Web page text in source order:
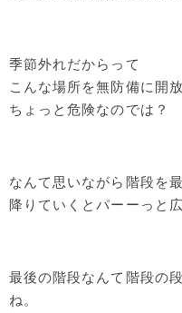
季節外れだからって
こんな場所を無防備に開
ちょっと危険なのでは？
なんて思いながら階段を
降りていくとパーーっと
最後の階段なんて階段の
ね。